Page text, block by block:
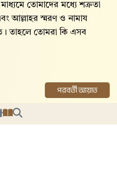
তোমাদের মধ্যে শত্রুতা
আল্লাহর স্মরণ ও নামায
তাহলে তোমরা কি এসব
পরবর্তী আয়াত